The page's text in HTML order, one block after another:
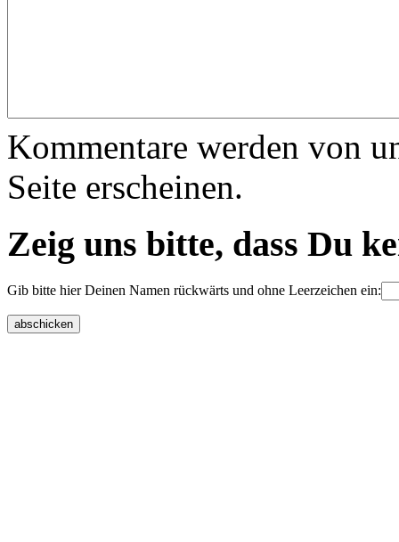
Kommentare werden von
Seite erscheinen.
Zeig uns bitte, dass Du
Gib bitte hier Deinen Namen rückwärts und ohne Leerzeichen ein: